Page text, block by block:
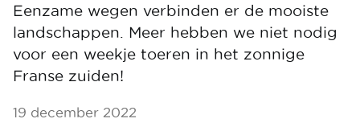
Eenzame wegen verbinden er de mooiste
landschappen. Meer hebben we niet nodig
voor een weekje toeren in het zonnige
Franse zuiden!
19 december 2022